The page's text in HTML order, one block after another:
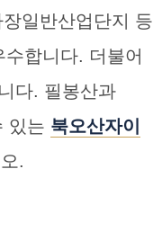
일반산업단지 등
합니다. 더불어
다. 필봉산과
있는 북오산자이
.